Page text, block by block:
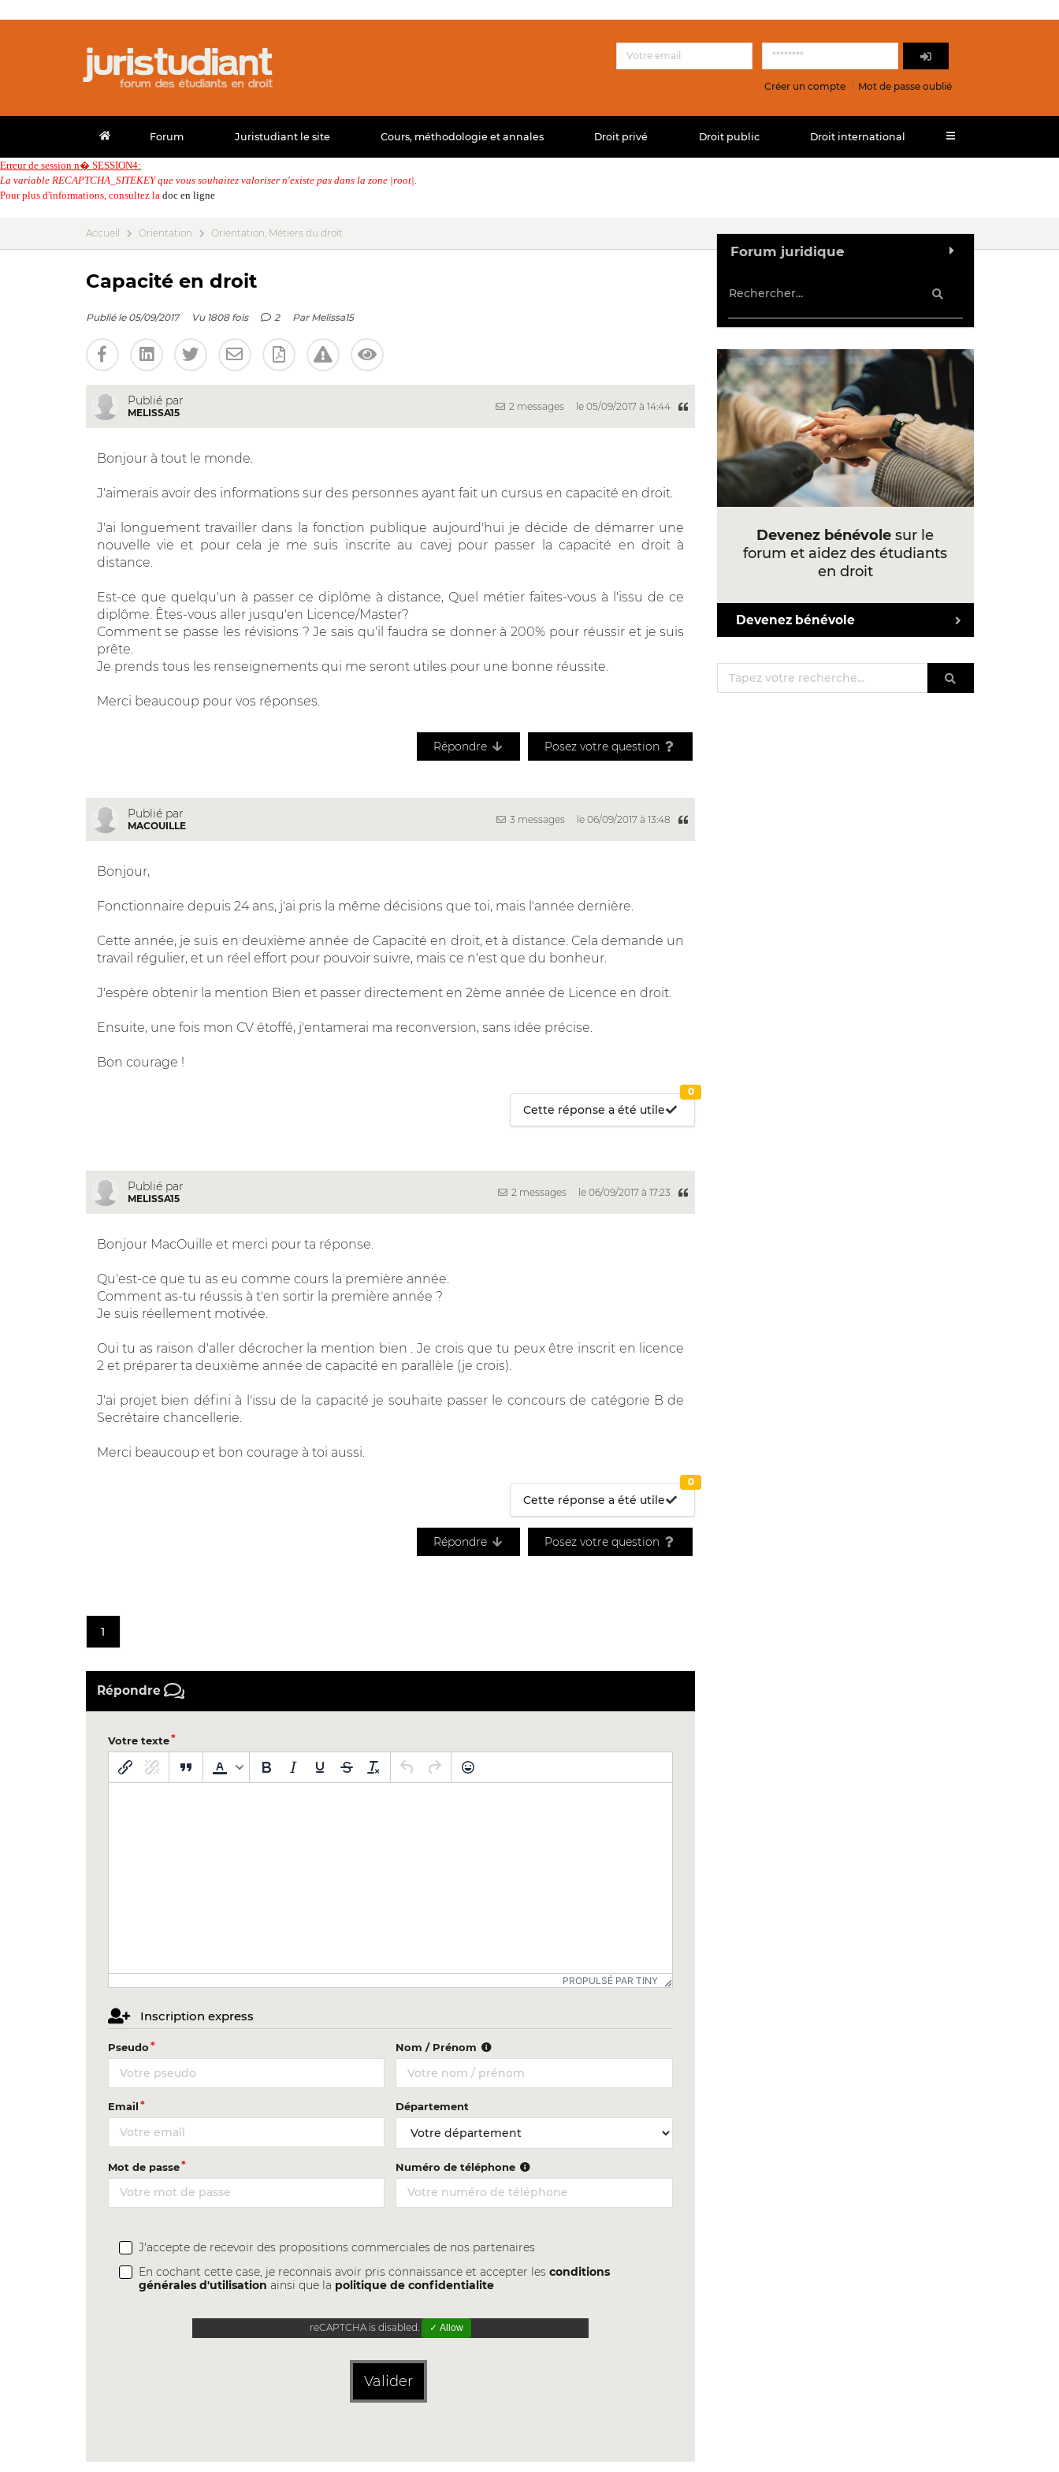
Créer un compte Mot de passe oublié
Forum Juristudiant le site Cours, méthodologie et annales Droit privé Droit public Droit international
Erreur de session n� SESSION4:
La variable RECAPTCHA_SITEKEY que vous souhaitez valoriser n'existe pas dans la zone |root|.
Pour plus d'informations, consultez la doc en ligne
Accueil Orientation Orientation, Métiers du droit
Capacité en droit
Publié le 05/09/2017 Vu 1808 fois 2 Par Melissa15
Publié par
MELISSA15
2 messages le 05/09/2017 à 14:44
Bonjour à tout le monde.
J'aimerais avoir des informations sur des personnes ayant fait un cursus en capacité en droit.
J'ai longuement travailler dans la fonction publique aujourd'hui je décide de démarrer une
nouvelle vie et pour cela je me suis inscrite au cavej pour passer la capacité en droit à
distance.
Est-ce que quelqu'un à passer ce diplôme à distance, Quel métier faites-vous à l'issu de ce
diplôme. Êtes-vous aller jusqu'en Licence/Master?
Comment se passe les révisions ? Je sais qu'il faudra se donner à 200% pour réussir et je suis
prête.
Je prends tous les renseignements qui me seront utiles pour une bonne réussite.
Merci beaucoup pour vos réponses.
Répondre Posez votre question
Publié par
MACOUILLE
3 messages le 06/09/2017 à 13:48
Bonjour,
Fonctionnaire depuis 24 ans, j'ai pris la même décisions que toi, mais l'année dernière.
Cette année, je suis en deuxième année de Capacité en droit, et à distance. Cela demande un
travail régulier, et un réel effort pour pouvoir suivre, mais ce n'est que du bonheur.
J'espère obtenir la mention Bien et passer directement en 2ème année de Licence en droit.
Ensuite, une fois mon CV étoffé, j'entamerai ma reconversion, sans idée précise.
Bon courage !
Cette réponse a été utile
0
Publié par
MELISSA15
2 messages le 06/09/2017 à 17:23
Bonjour MacOuille et merci pour ta réponse.
Qu'est-ce que tu as eu comme cours la première année.
Comment as-tu réussis à t'en sortir la première année ?
Je suis réellement motivée.
Oui tu as raison d'aller décrocher la mention bien . Je crois que tu peux être inscrit en licence
2 et préparer ta deuxième année de capacité en parallèle (je crois).
J'ai projet bien défini à l'issu de la capacité je souhaite passer le concours de catégorie B de
Secrétaire chancellerie.
Merci beaucoup et bon courage à toi aussi.
Cette réponse a été utile
0
Répondre Posez votre question
1
Répondre
Votre texte
PROPULSÉ PAR TINY
Inscription express
Pseudo Nom / Prénom
Email Département
Mot de passe Numéro de téléphone
J'accepte de recevoir des propositions commerciales de nos partenaires
En cochant cette case, je reconnais avoir pris connaissance et accepter lesconditions
générales d'utilisation ainsi que la politique de confidentialite
reCAPTCHA is disabled. ✓ Allow
Valider
Forum juridique
Devenez bénévole sur le
forum et aidez des étudiants
en droit
Devenez bénévole